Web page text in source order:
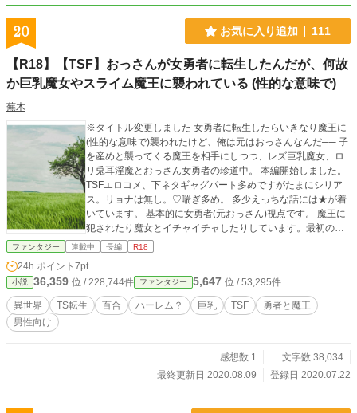
20 お気に入り追加 111
【R18】【TSF】おっさんが女勇者に転生したんだが、何故
か巨乳魔女やスライム魔王に襲われている (性的な意味で)
蕪木
※タイトル変更しました 女勇者に転生したらいきなり魔王に
(性的な意味で)襲われたけど、俺は元はおっさんなんだ── 子
を産めと襲ってくる魔王を相手にしつつ、レズ巨乳魔女、ロ
リ兎耳淫魔とおっさん女勇者の珍道中。 本編開始しました。
TSFエロコメ、下ネタギャグパート多めですがたまにシリア
ス。リョナは無し。♡喘ぎ多め。 多少えっちな話には★が着
いています。 基本的に女勇者(元おっさん)視点です。 魔王に
犯されたり魔女とイチャイチャしたりしています。最初の方
は文字数エロともに控えめですが徐々に増えていきます。 気
ちしております！
ファンタジー 連載中 長編 R18
24h.ポイント 7pt
小説 36,359 位 / 228,744件 ファンタジー 5,647 位 / 53,295件
異世界 TS転生 百合 ハーレム？ 巨乳 TSF
勇者と魔王
男性向け
感想数 1
文字数 38,034
最終更新日 2020.08.09
登録日 2020.07.22